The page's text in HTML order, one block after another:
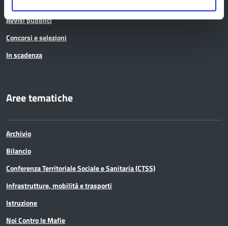
Avvisi pubblici
Concorsi e selezioni
In scadenza
Aree tematiche
Archivio
Bilancio
Conferenza Territoriale Sociale e Sanitaria (CTSS)
Infrastrutture, mobilità e trasporti
Istruzione
Noi Contro le Mafie